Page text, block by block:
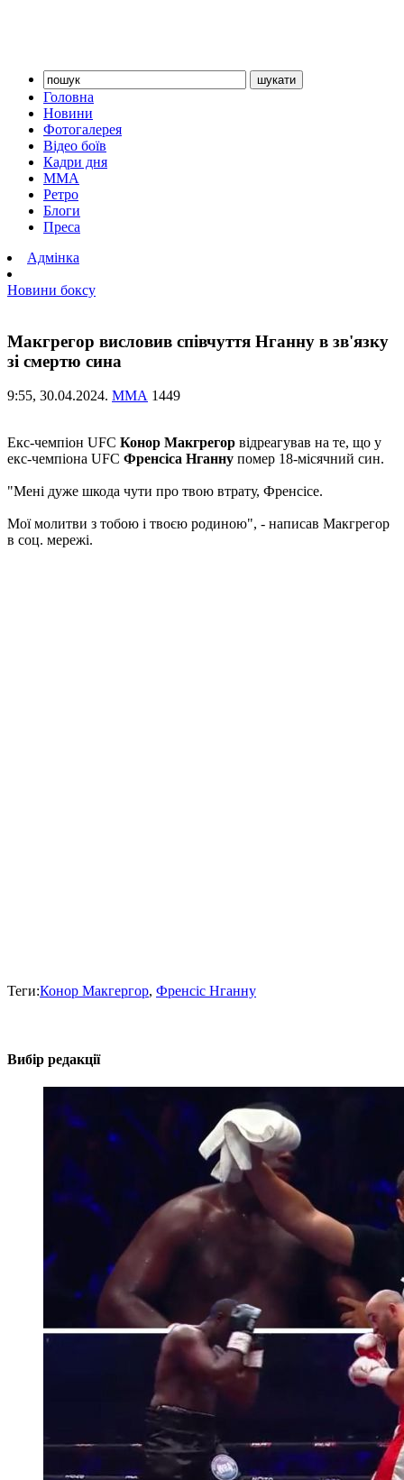
Головна
Новини
Фотогалерея
Відео боїв
Кадри дня
ММА
Ретро
Блоги
Преса
Адмінка
Новини боксу
Макгрегор висловив співчуття Нганну в зв'язку
зі смертю сина
9:55, 30.04.2024. ММА 1449
Екс-чемпіон UFC Конор Макгрегор відреагував на те, що у
екс-чемпіона UFC Френсіса Нганну помер 18-місячний син.
"Мені дуже шкода чути про твою втрату, Френсісе.
Мої молитви з тобою і твоєю родиною", - написав Макгрегор
в соц. мережі.
Теги:Конор Макгергор, Френсіс Нганну
Вибір редакції